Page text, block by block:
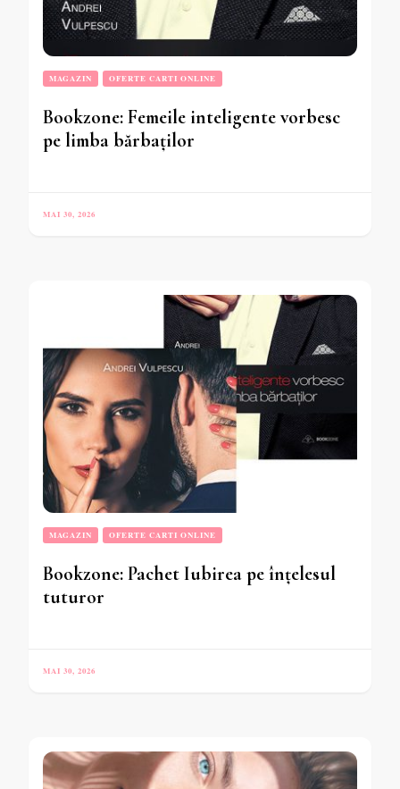
MAGAZIN OFERTE CARTI ONLINE
Bookzone: Femeile inteligente vorbesc
pe limba bărbaților
MAI 30, 2026
MAGAZIN OFERTE CARTI ONLINE
Bookzone: Pachet Iubirea pe înțelesul
tuturor
MAI 30, 2026